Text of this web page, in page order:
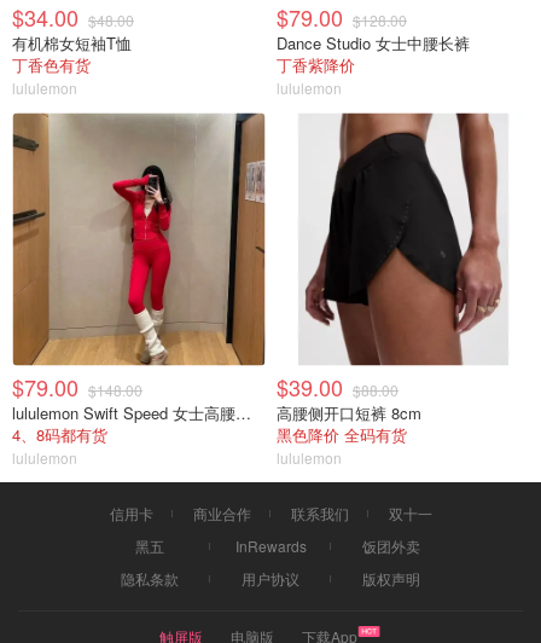
$34.00 $48.00
有机棉女短袖T恤
丁香色有货
lululemon
$79.00 $128.00
Dance Studio 女士中腰长裤
丁香紫降价
lululemon
$79.00 $148.00
lululemon Swift Speed 女士高腰紧身裤
4、8码都有货
lululemon
$39.00 $88.00
高腰侧开口短裤 8cm
黑色降价 全码有货
lululemon
信用卡 商业合作 联系我们
双十一
黑五
InRewards
饭团外卖
隐私条款
用户协议 版权声明
触屏版 电脑版 下载App